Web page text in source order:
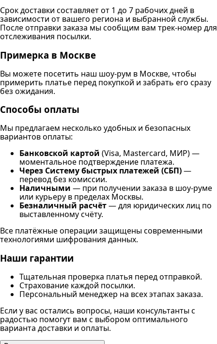
Срок доставки составляет от 1 до 7 рабочих дней в
зависимости от вашего региона и выбранной службы.
После отправки заказа мы сообщим вам трек-номер для
отслеживания посылки.
Примерка в Москве
Вы можете посетить наш шоу-рум в Москве, чтобы
примерить платье перед покупкой и забрать его сразу
без ожидания.
Способы оплаты
Мы предлагаем несколько удобных и безопасных
вариантов оплаты:
Банковской картой (Visa, Mastercard, МИР) —
моментальное подтверждение платежа.
Через Систему быстрых платежей (СБП)—
перевод без комиссии.
Наличными — при получении заказа в шоу-руме
или курьеру в пределах Москвы.
Безналичный расчёт— для юридических лиц по
выставленному счёту.
Все платёжные операции защищены современными
технологиями шифрования данных.
Наши гарантии
Тщательная проверка платья перед отправкой.
Страхование каждой посылки.
Персональный менеджер на всех этапах заказа.
Если у вас остались вопросы, наши консультанты с
радостью помогут вам с выбором оптимального
варианта доставки и оплаты.